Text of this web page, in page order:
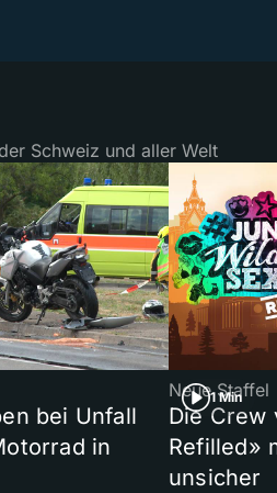
Schweiz und aller Welt
bei Unfall
in
1 Min
Neue Staffel
Die Crew
Refilled»
unsicher